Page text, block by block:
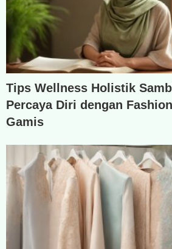
Tips Wellness Holistik
Percaya Diri dengan
Gamis